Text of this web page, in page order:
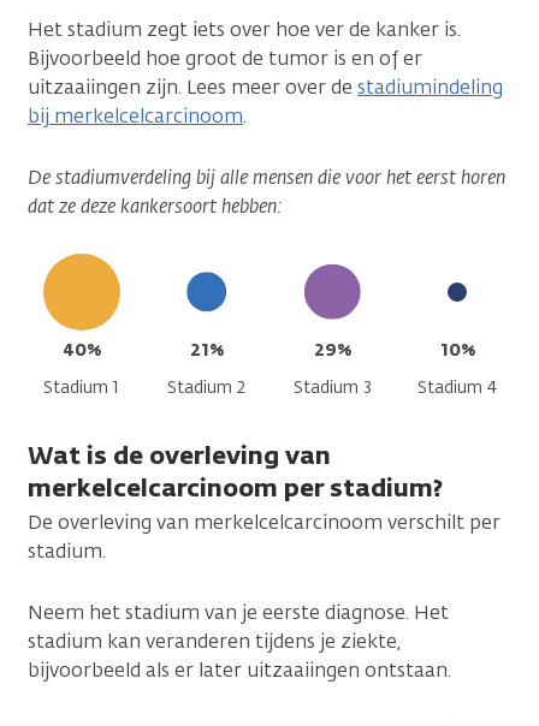
Het stadium zegt iets over hoe ver de kanker is.
Bijvoorbeeld hoe groot de tumor is en of er
uitzaaiingen zijn. Lees meer over de stadiumindeling
bij merkelcelcarcinoom.
De stadiumverdeling bij alle mensen die voor het eerst horen
dat ze deze kankersoort hebben:
40%
Stadium 1
21%
Stadium 2
29%
Stadium 3
10%
Stadium 4
Wat is de overleving van
merkelcelcarcinoom per stadium?
De overleving van merkelcelcarcinoom verschilt per
stadium.
Neem het stadium van je eerste diagnose. Het
stadium kan veranderen tijdens je ziekte,
bijvoorbeeld als er later uitzaaiingen ontstaan.